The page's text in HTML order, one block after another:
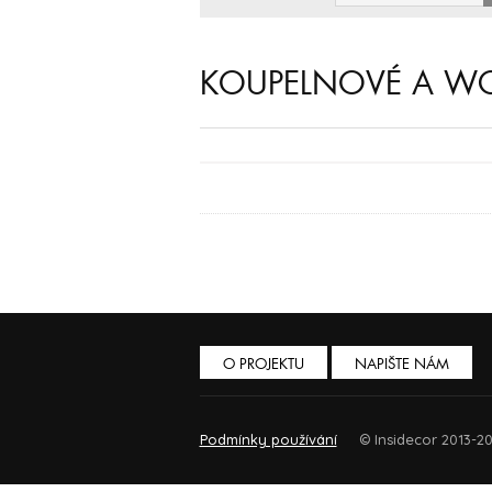
KOUPELNOVÉ A
O PROJEKTU NAPIŠTE NÁM
Podmínky používání © Insidecor 2013-